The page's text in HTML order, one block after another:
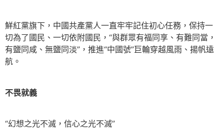
鮮紅黨旗下，中國共產黨人一直牢牢記住初心任務，保持一
切為了國民、一切依附國民，“與群眾有福同享、有難同當，
有鹽同咸、無鹽同淡”，推進“中國號”巨輪穿越風雨、揚帆遠
航。
不畏就義
“幻想之光不滅，信心之光不滅”